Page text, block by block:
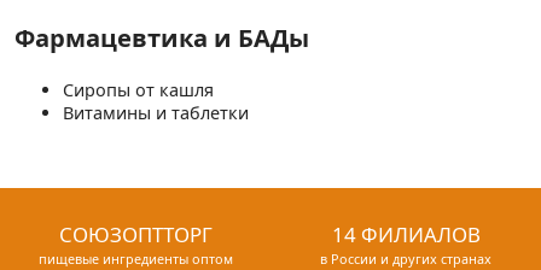
Фармацевтика и БАДы
Сиропы от кашля
Витамины и таблетки
СОЮЗОПТТОРГ
пищевые ингредиенты оптом
14 ФИЛИАЛОВ
в России и других странах